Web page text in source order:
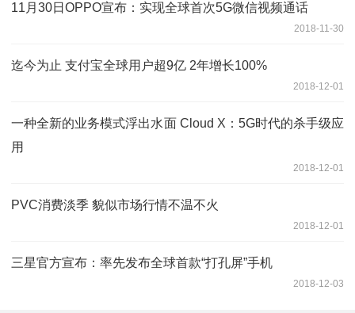
11月30日OPPO宣布：实现全球首次5G微信视频通话
2018-11-30
迄今为止 支付宝全球用户超9亿 2年增长100%
2018-12-01
一种全新的业务模式浮出水面 Cloud X：5G时代的杀手级应
用
2018-12-01
PVC消费淡季 貌似市场行情不温不火
2018-12-01
三星官方宣布：率先发布全球首款“打孔屏”手机
2018-12-03